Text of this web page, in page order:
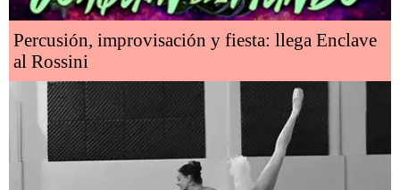
Percusión, improvisación y fiesta: llega Enclave
al Rossini